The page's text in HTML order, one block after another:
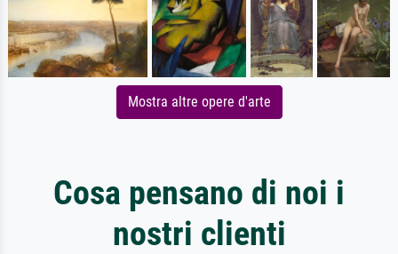
Mostra altre opere d'arte
Cosa pensano di noi i
nostri clienti